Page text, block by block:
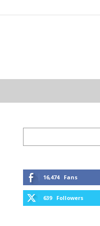
16,474 Fans
639 Followers